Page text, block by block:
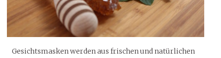
Gesichtsmasken werden aus frischen und natürlichen